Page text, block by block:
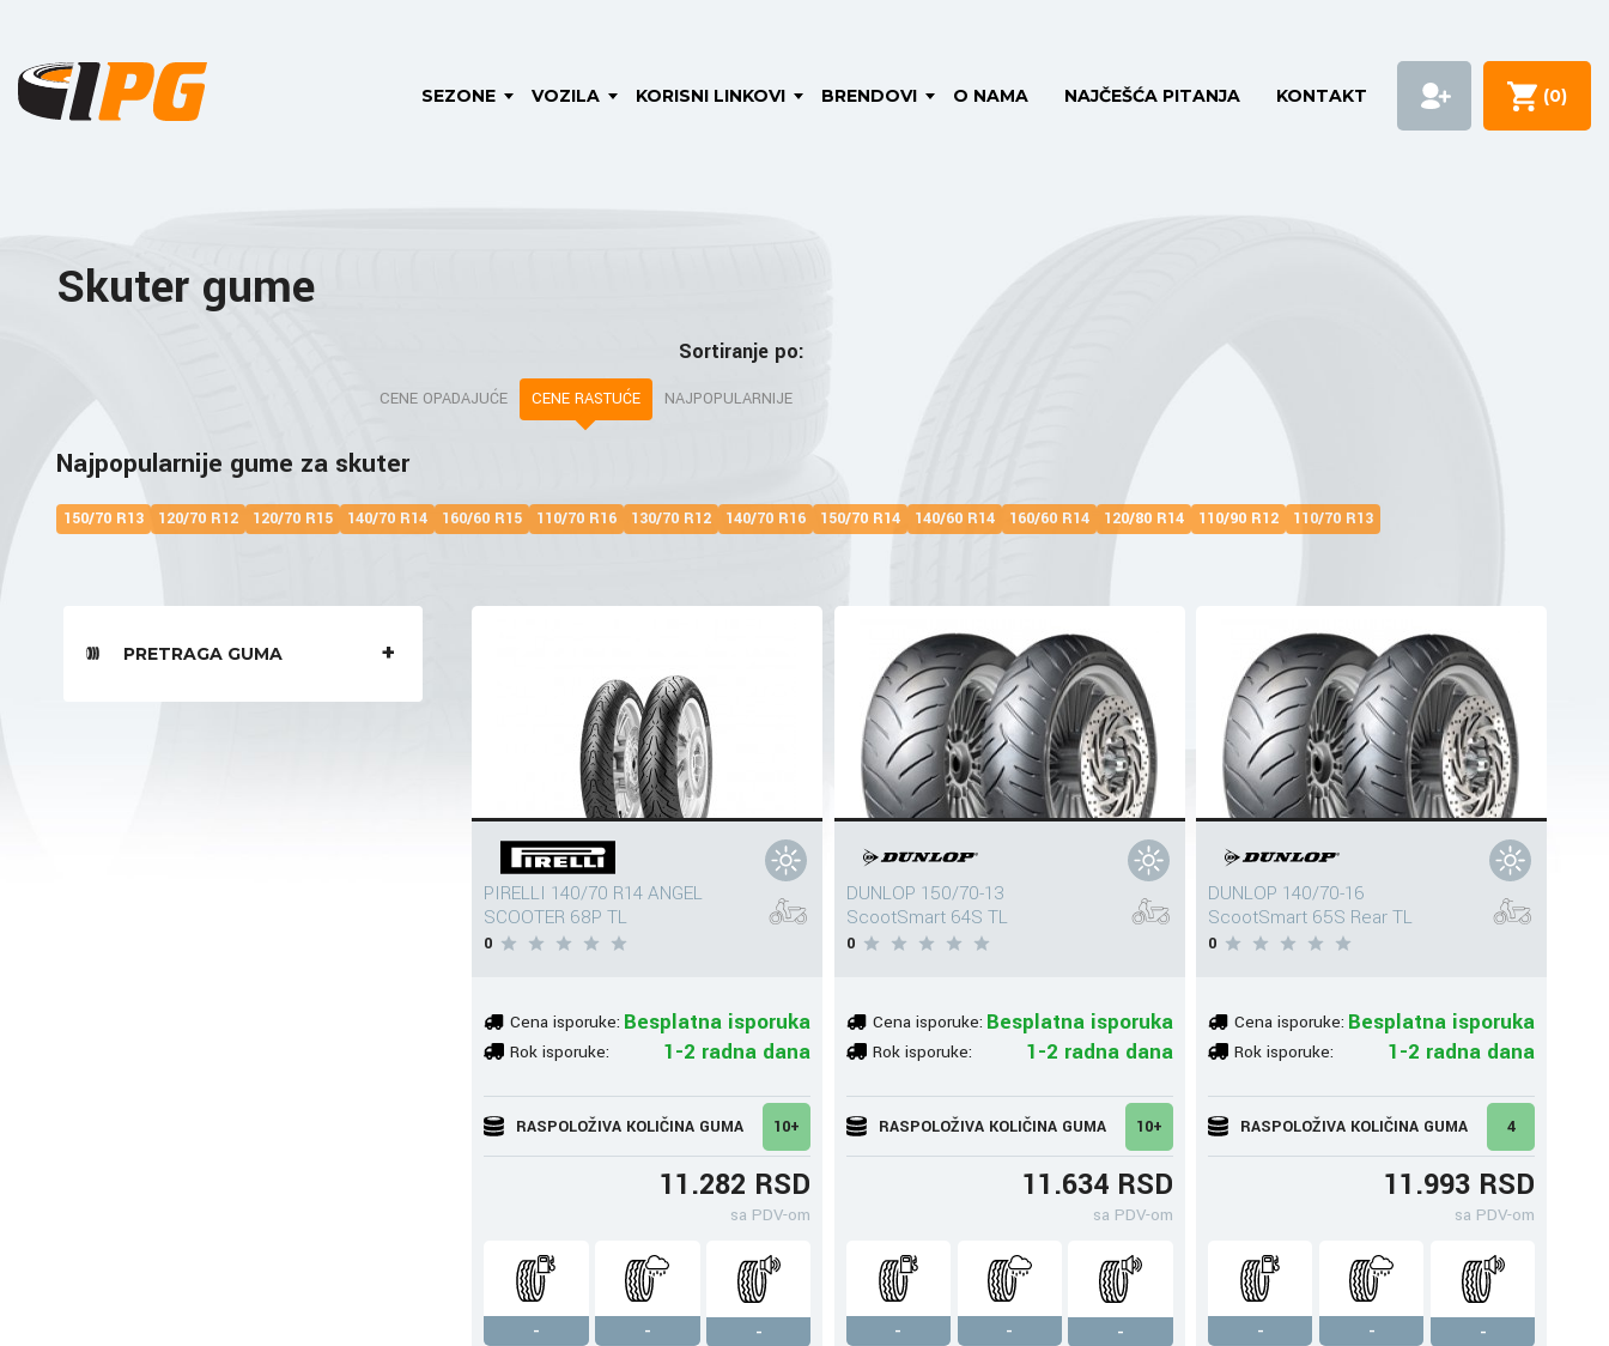
SEZONE VOZILA KORISNI LINKOVI BRENDOVI O NAMA NAJČEŠĆA PITANJA KONTAKT (0)
Skuter gume
Najpopularnije gume za skuter
150/70 R13 120/70 R12 120/70 R15 140/70 R14 160/60 R15 110/70 R16 130/70 R12 140/70 R16 150/70 R14 140/60 R14 160/60 R14 120/80 R14 110/90 R12 110/70 R13
Sortiranje po:
CENE OPADAJUĆE CENE RASTUĆE NAJPOPULARNIJE
PRETRAGA GUMA
PIRELLI 140/70 R14 ANGEL
SCOOTER 68P TL
0
Cena isporuke: Besplatna isporuka
Rok isporuke: 1-2 radna dana
RASPOLOŽIVA KOLIČINA GUMA 10+
11.282 RSD
sa PDV-om
- -
-
DUNLOP 150/70-13
ScootSmart 64S TL
0
Cena isporuke: Besplatna isporuka
Rok isporuke: 1-2 radna dana
RASPOLOŽIVA KOLIČINA GUMA 10+
11.634 RSD
sa PDV-om
- -
-
DUNLOP 140/70-16
ScootSmart 65S Rear TL
0
Cena isporuke: Besplatna isporuka
Rok isporuke: 1-2 radna dana
RASPOLOŽIVA KOLIČINA GUMA 4
11.993 RSD
sa PDV-om
- -
-